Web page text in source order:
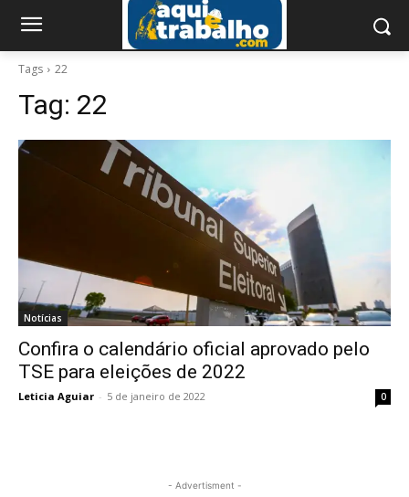
Tags 22
Tag: 22
Notícias
Confira o calendário oficial aprovado pelo
TSE para eleições de 2022
Leticia Aguiar - 5 de janeiro de 2022 0
- Advertisment -